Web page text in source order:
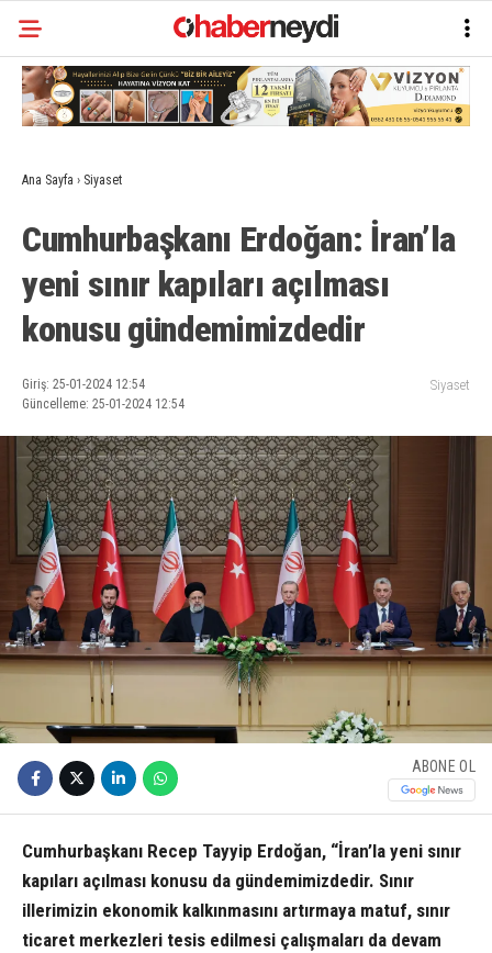
Ana Sayfa › Siyaset
Cumhurbaşkanı Erdoğan: İran’la
yeni sınır kapıları açılması
konusu gündemimizdedir
Giriş: 25-01-2024 12:54
Güncelleme: 25-01-2024 12:54
Siyaset
ABONE OL
Cumhurbaşkanı Recep Tayyip Erdoğan, “İran’la yeni sınır
kapıları açılması konusu da gündemimizdedir. Sınır
illerimizin ekonomik kalkınmasını artırmaya matuf, sınır
ticaret merkezleri tesis edilmesi çalışmaları da devam